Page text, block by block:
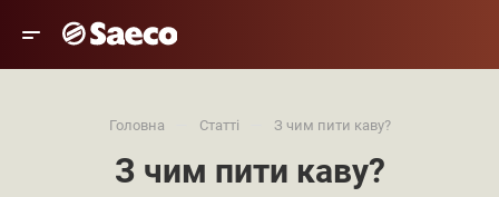
Головна Статті З чим пити каву?
З чим пити каву?